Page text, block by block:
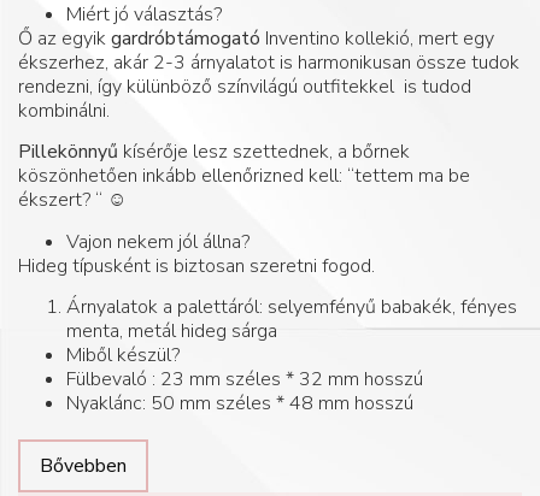
Miért jó választás?
Ő az egyikgardróbtámogató Inventino kollekió, mert egy
ékszerhez, akár 2-3 árnyalatot is harmonikusan össze tudok
rendezni, így külünböző színvilágú outfitekkel is tudod
kombinálni.
Pillekönnyű kísérője lesz szettednek, a bőrnek
köszönhetően inkább ellenőrizned kell: “tettem ma be
ékszert? “ ☺️
Vajon nekem jól állna?
Hideg típusként is biztosan szeretni fogod.
Árnyalatok a palettáról: selyemfényű babakék, fényes
menta, metál hideg sárga
Miből készül?
Fülbevaló : 23 mm széles * 32 mm hosszú
Nyaklánc: 50 mm széles * 48 mm hosszú
Bővebben